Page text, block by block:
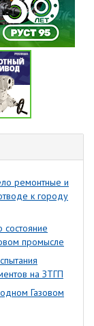
ремонтные и
к городу
промысле
на ЗТГП
Газовом